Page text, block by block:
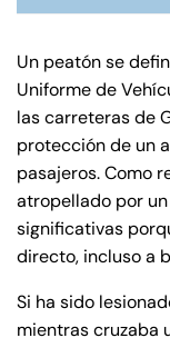
ga
de
Pe
rs
on
al
Inj
ur
y
Un peatón se
Uniforme de
las carreteras de
protección de un
pasajeros. Como
atropellado por
significativas
directo, incluso a
Si ha sido
mientras cruzaba